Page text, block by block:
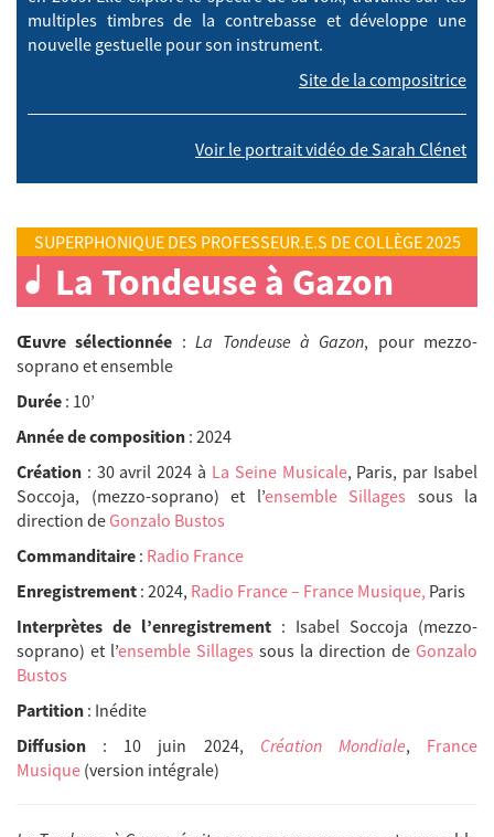
multiples timbres de la contrebasse et développe une
nouvelle gestuelle pour son instrument.
Site de la compositrice
Voir le portrait vidéo de Sarah Clénet
SUPERPHONIQUE DES PROFESSEUR.E.S DE COLLÈGE 2025
La Tondeuse à Gazon
Œuvre sélectionnée :La Tondeuse à Gazon, pour mezzo-
soprano et ensemble
Durée : 10’
Année de composition : 2024
Création : 30 avril 2024 à La Seine Musicale, Paris, par Isabel
Soccoja, (mezzo-soprano) et l’ensemble Sillages sous la
direction de Gonzalo Bustos
Commanditaire : Radio France
Enregistrement : 2024, Radio France – France Musique, Paris
Interprètes de l’enregistrement : Isabel Soccoja (mezzo-
soprano) et l’ensemble Sillages sous la direction de Gonzalo
Bustos
Partition : Inédite
Diffusion : 10 juin 2024, Création Mondiale, France
Musique (version intégrale)